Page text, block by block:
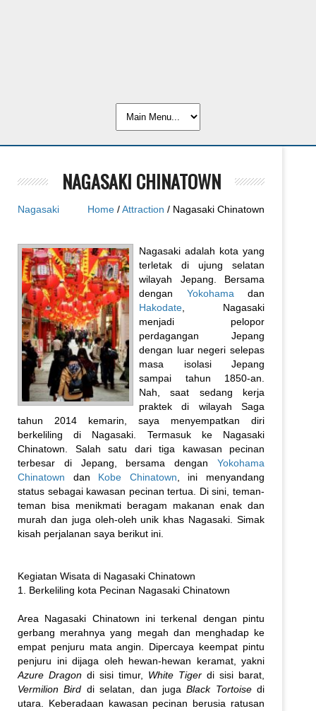
NAGASAKI CHINATOWN
Nagasaki Home /Attraction / Nagasaki Chinatown
Nagasaki adalah kota yang
terletak di ujung selatan
wilayah Jepang. Bersama
dengan Yokohama dan
Hakodate , Nagasaki
menjadi pelopor
perdagangan Jepang
dengan luar negeri selepas
masa isolasi Jepang
sampai tahun 1850-an.
Nah, saat sedang kerja
praktek di wilayah Saga
tahun 2014 kemarin, saya menyempatkan diri
berkeliling di Nagasaki. Termasuk ke Nagasaki
Chinatown. Salah satu dari tiga kawasan pecinan
terbesar di Jepang, bersama dengan Yokohama
Chinatown dan Kobe Chinatown , ini menyandang
status sebagai kawasan pecinan tertua. Di sini, teman-
teman bisa menikmati beragam makanan enak dan
murah dan juga oleh-oleh unik khas Nagasaki. Simak
kisah perjalanan saya berikut ini.
Kegiatan Wisata di Nagasaki Chinatown
1. Berkeliling kota Pecinan Nagasaki Chinatown
Area Nagasaki Chinatown ini terkenal dengan pintu
gerbang merahnya yang megah dan menghadap ke
empat penjuru mata angin. Dipercaya keempat pintu
penjuru ini dijaga oleh hewan-hewan keramat, yakni
Azure Dragon di sisi timur, White Tiger di sisi barat,
Vermilion Bird di selatan, dan jugaBlack Tortoisedi
utara. Keberadaan kawasan pecinan berusia ratusan